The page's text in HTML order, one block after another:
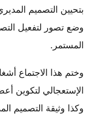
بتحيين التصميم
وضع تصور لتفعيل
المستمر.
وختم هذا الاجتماع
الإستعجالي لتكوين
وكذا وثيقة التصميم